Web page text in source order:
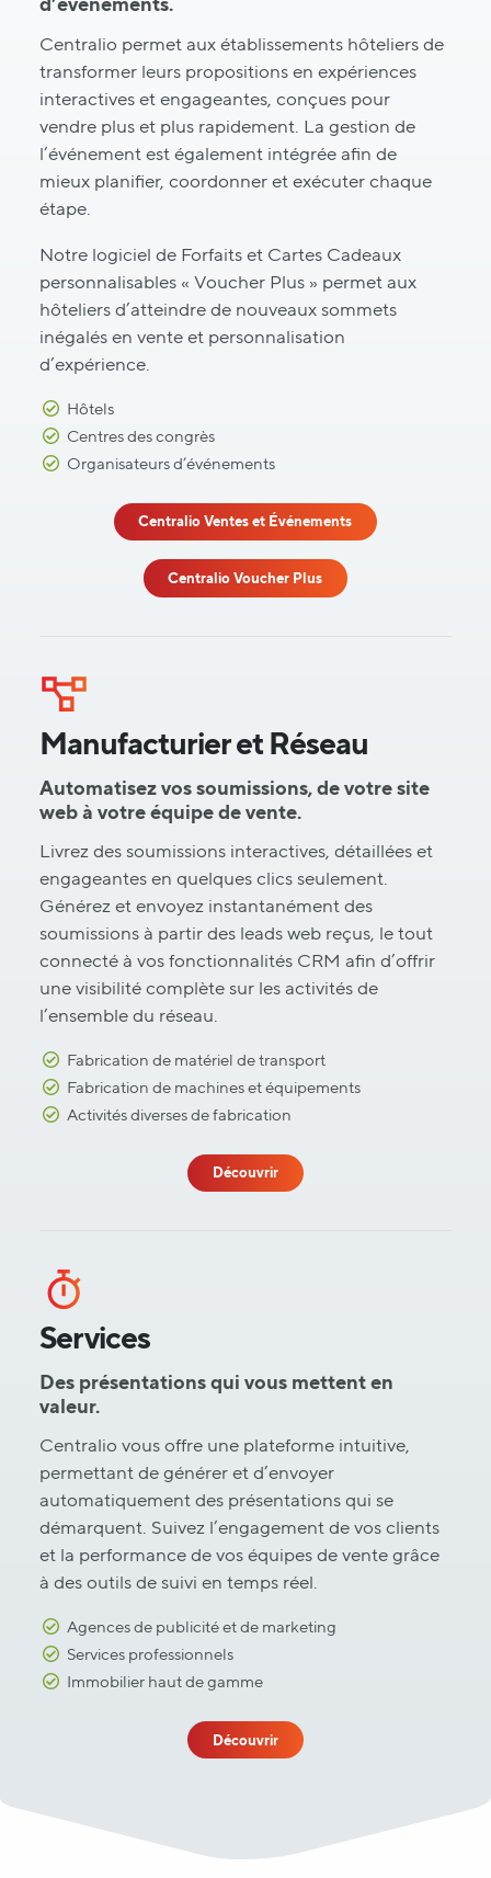
Centralio permet aux établissements hôteliers de
transformer leurs propositions en expériences
interactives et engageantes, conçues pour
vendre plus et plus rapidement. La gestion de
l’événement est également intégrée afin de
mieux planifier, coordonner et exécuter chaque
étape.
Notre logiciel de Forfaits et Cartes Cadeaux
personnalisables « Voucher Plus » permet aux
hôteliers d’atteindre de nouveaux sommets
inégalés en vente et personnalisation
d’expérience.
Hôtels
Centres des congrès
Organisateurs d’événements
Centralio Ventes et Événements
Centralio Voucher Plus
Manufacturier et Réseau
Automatisez vos soumissions, de votre site
web à votre équipe de vente.
Livrez des soumissions interactives, détaillées et
engageantes en quelques clics seulement.
Générez et envoyez instantanément des
soumissions à partir des leads web reçus, le tout
connecté à vos fonctionnalités CRM afin d’offrir
une visibilité complète sur les activités de
l’ensemble du réseau.
Fabrication de matériel de transport
Fabrication de machines et équipements
Activités diverses de fabrication
Découvrir
Services
Des présentations qui vous mettent en
valeur.
Centralio vous offre une plateforme intuitive,
permettant de générer et d’envoyer
automatiquement des présentations qui se
démarquent. Suivez l’engagement de vos clients
et la performance de vos équipes de vente grâce
à des outils de suivi en temps réel.
Agences de publicité et de marketing
Services professionnels
Immobilier haut de gamme
Découvrir